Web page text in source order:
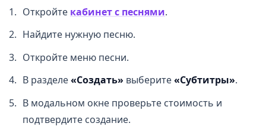
Откройте кабинет с песнями.
Найдите нужную песню.
Откройте меню песни.
В разделе«Создать» выберите«Субтитры».
В модальном окне проверьте стоимость и
подтвердите создание.